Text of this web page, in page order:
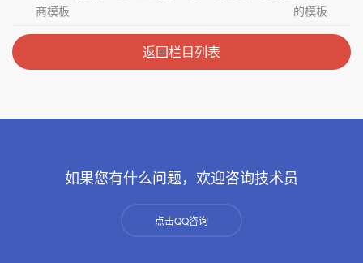
商模板
的模板
返回栏目列表
如果您有什么问题，欢迎咨询技术员
点击QQ咨询